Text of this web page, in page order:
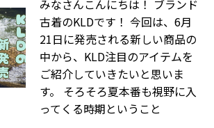
みなさんこんにちは！ ブランド
古着のKLDです！ 今回は、6月
21日に発売される新しい商品の
中から、KLD注目のアイテムを
ご紹介していきたいと思いま
す。 そろそろ夏本番も視野に入
ってくる時期ということ